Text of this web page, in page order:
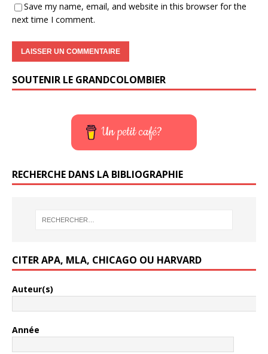
Save my name, email, and website in this browser for the
next time I comment.
SOUTENIR LE GRANDCOLOMBIER
Un petit café?
RECHERCHE DANS LA BIBLIOGRAPHIE
CITER APA, MLA, CHICAGO OU HARVARD
Auteur(s)
Année